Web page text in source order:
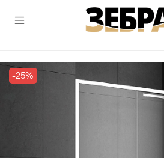
-25%